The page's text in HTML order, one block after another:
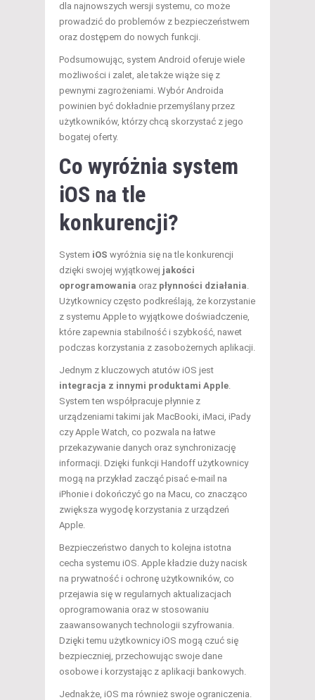
dla najnowszych wersji systemu, co może
prowadzić do problemów z bezpieczeństwem
oraz dostępem do nowych funkcji.
Podsumowując, system Android oferuje wiele
możliwości i zalet, ale także wiąże się z
pewnymi zagrożeniami. Wybór Androida
powinien być dokładnie przemyślany przez
użytkowników, którzy chcą skorzystać z jego
bogatej oferty.
Co wyróżnia system
iOS na tle
konkurencji?
System iOS wyróżnia się na tle konkurencji
dzięki swojej wyjątkowej jakości
oprogramowania oraz płynności działania
Użytkownicy często podkreślają, że korzystanie
z systemu Apple to wyjątkowe doświadczenie,
które zapewnia stabilność i szybkość, nawet
podczas korzystania z zasobożernych aplikacji.
Jednym z kluczowych atutów iOS jest
integracja z innymi produktami Apple
System ten współpracuje płynnie z
urządzeniami takimi jak MacBooki, iMaci, iPady
czy Apple Watch, co pozwala na łatwe
przekazywanie danych oraz synchronizację
informacji. Dzięki funkcji Handoff użytkownicy
mogą na przykład zacząć pisać e-mail na
iPhonie i dokończyć go na Macu, co znacząco
zwiększa wygodę korzystania z urządzeń
Apple.
Bezpieczeństwo danych to kolejna istotna
cecha systemu iOS. Apple kładzie duży nacisk
na prywatność i ochronę użytkowników, co
przejawia się w regularnych aktualizacjach
oprogramowania oraz w stosowaniu
zaawansowanych technologii szyfrowania.
Dzięki temu użytkownicy iOS mogą czuć się
bezpieczniej, przechowując swoje dane
osobowe i korzystając z aplikacji bankowych.
Jednakże, iOS ma również swoje ograniczenia.